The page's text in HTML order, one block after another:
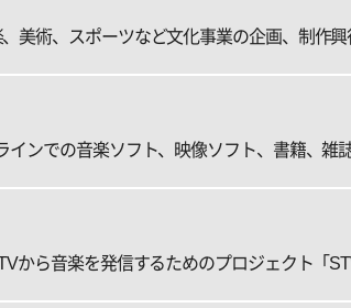
美術、スポーツなど文化事業の企画、制作興
ンでの音楽ソフト、映像ソフト、書籍、雑
から音楽を発信するためのプロジェクト「